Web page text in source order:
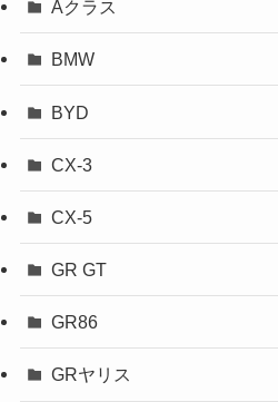
Aクラス
BMW
BYD
CX-3
CX-5
GR GT
GR86
GRヤリス